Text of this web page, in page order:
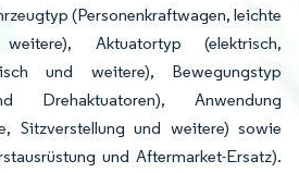
(Personenkraftwagen, leichte
Aktuatortyp (elektrisch,
und weitere), Bewegungstyp
Drehaktuatoren), Anwendung
Sitzverstellung und weitere) sowie
und Aftermarket-Ersatz).